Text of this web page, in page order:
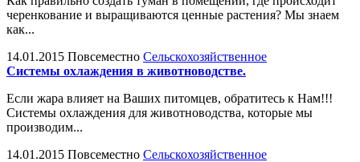
черенкование и выращиваются ценные растения? Мы знаем
как...
14.01.2015 Повсеместно Сельскохозяйственное
Системы охлаждения в животноводстве.
Если жара влияет на Ваших питомцев, обратитесь к Нам!!!
Системы охлаждения для животноводства, которые мы
производим...
14.01.2015 Повсеместно Сельскохозяйственное